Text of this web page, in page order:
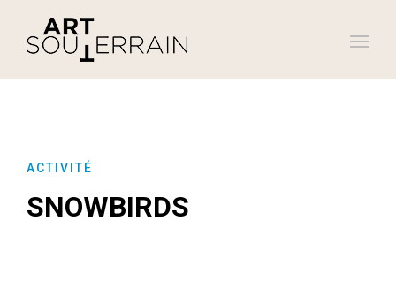
ACTIVITÉ
SNOWBIRDS